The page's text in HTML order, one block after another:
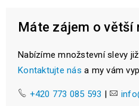
Máte zájem o větší
Nabízíme množstevní slevy
Kontaktujte nás a my vám
+420 773 085 593 |